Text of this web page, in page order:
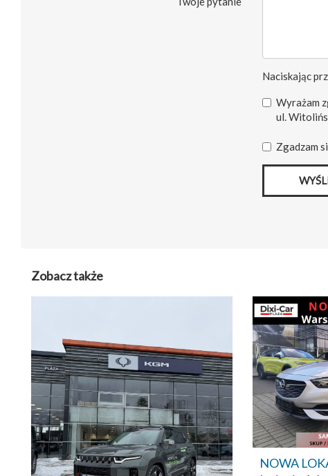
Naciskając
Wyrażam
ul.
Zgadzam
Zobacz także
NOWA